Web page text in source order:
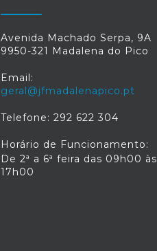
Avenida Machado Serpa, 9A
9950-321 Madalena do Pico
Email:
geral@jfmadalenapico.pt
Telefone: 292 622 304
Horário de Funcionamento:
De 2ª a 6ª feira das 09h00 às
17h00